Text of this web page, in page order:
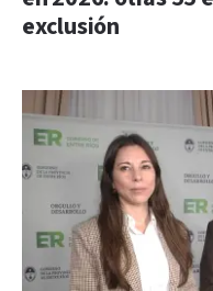
exclusión